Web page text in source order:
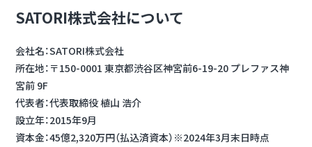
SATORI株式会社について
会社名：SATORI株式会社
所在地：〒150-0001 東京都渋谷区神宮前6-19-20 プレファス神
宮前 9F
代表者：代表取締役 植山 浩介
設立年：2015年9月
資本金：45億2,320万円（払込済資本）※2024年3月末日時点